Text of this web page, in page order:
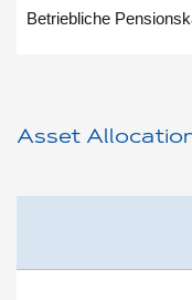
Betriebliche
Asset Allocation